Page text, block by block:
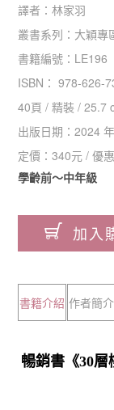
譯者：林家羽
叢書系列： 大穎專
書籍編號： LE196
ISBN： 978-626-
40頁 /精裝 /25.7
出版日期：2024
定價：340元 / 優
學齡前～中年級
加入
書籍介紹 作者簡介
暢銷書《30